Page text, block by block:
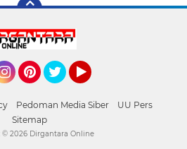
Pedoman Media Siber
UU Pers
Sitemap
© 2026 Dirgantara Online